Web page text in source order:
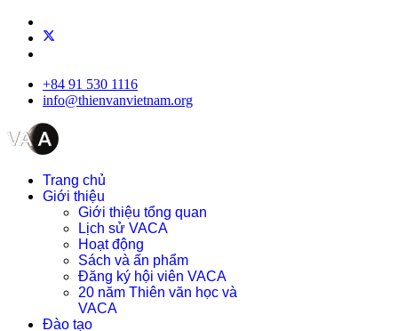
+84 91 530 1116
info@thienvanvietnam.org
Trang chủ
Giới thiệu
Giới thiệu tổng quan
Lịch sử VACA
Hoạt động
Sách và ấn phẩm
Đăng ký hội viên VACA
20 năm Thiên văn học và
VACA
Đào tạo